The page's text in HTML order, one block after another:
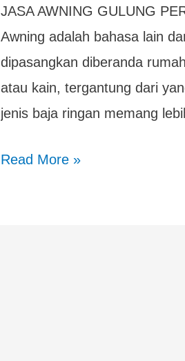
JASA AWNING GULUNG
Awning adalah bahasa lain
dipasangkan diberanda
atau kain, tergantung dari
jenis baja ringan memang
Read More »